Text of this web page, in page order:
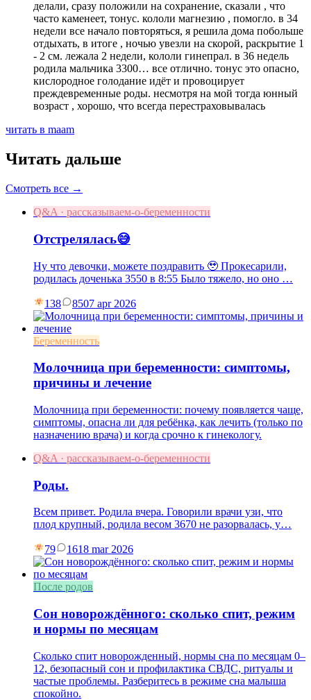
делали, сразу положили на сохранение, сказали , что
часто каменеет, тонус. кололи магнезию , помогло. в 34
недели все начало повторяться, я решила дома побольше
отдыхать, в итоге , ночью увезли на скорой, раскрытие 1
- 2 см. лежала 2 недели, кололи гинепрал. в 36 недель
родила мальчика 3300… все отлично. тонус это опасно,
кислородное голодание идёт и провоцирует
преждевременные роды. несмотря на мой тогда юнный
возраст , хорошо, что всегда перестраховывалась
читать в maam
Читать дальше
Смотреть все →
Q&A · рассказываем-о-беременности
Отстрелялась😅
Ну что девочки, можете поздравить 🥹 Прокесарили,
родилась доченька 3550 в 8:55 Было тяжело, но оно …
138 8507 apr 2026
Беременность
Молочница при беременности: симптомы,
причины и лечение
Молочница при беременности: почему появляется чаще,
симптомы, опасна ли для ребёнка, как лечить (только по
назначению врача) и когда срочно к гинекологу.
Q&A · рассказываем-о-беременности
Роды.
Всем привет. Родила вчера. Говорили врачи узи, что
плод крупный, родила весом 3670 не разорвалась, у…
79 1618 mar 2026
После родов
Сон новорождённого: сколько спит, режим
и нормы по месяцам
Сколько спит новорожденный, нормы сна по месяцам 0–
12, безопасный сон и профилактика СВДС, ритуалы и
частые проблемы. Разберитесь в режиме сна малыша
спокойно.